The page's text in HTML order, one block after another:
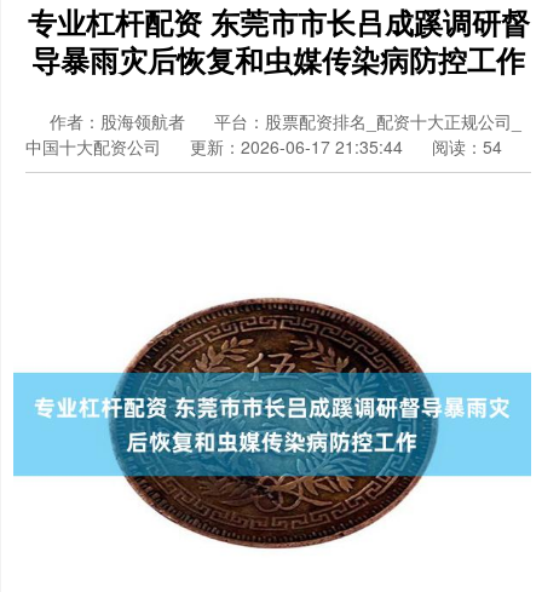
专业杠杆配资 东莞市市长吕成蹊调研督
导暴雨灾后恢复和虫媒传染病防控工作
作者：股海领航者
平台：股票配资排名_配资十大正规公司_
中国十大配资公司
更新：2026-06-17 21:35:44 阅读：54